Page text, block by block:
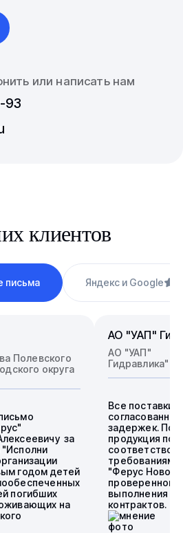
или написать нам
93
клиентов
письма Яндекс и Google
Полевского
округа
за
годом детей
погибших
на
АО "УАП"
АО "УАП"
Гидравлика"
Все поставки
задержек.
продукция
требованиям.
"Ферус
проверенного
выполнения
контрактов.